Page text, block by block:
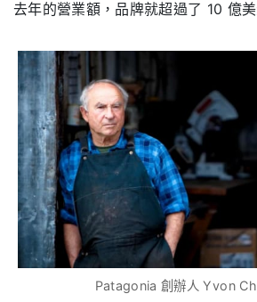
去年的營業額，品牌就超過了 10 億
Patagonia 創辦人 Yvon